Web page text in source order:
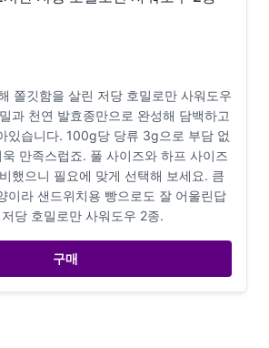
쫄깃함을 살린 저당 호밀로만 사워도우
과 천연 발효종만으로 완성해 담백하고
있습니다. 100g당 당류 3g으로 부담 없
만족스럽죠. 풀 사이즈와 하프 사이즈
했으니 필요에 맞게 선택해 보세요. 큼
이라 샌드위치용 빵으로도 잘 어울린답
당 호밀로만 사워도우 2종.
구매